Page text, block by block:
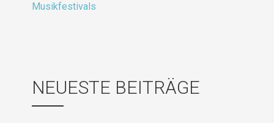
Musikfestivals
NEUESTE BEITRÄGE